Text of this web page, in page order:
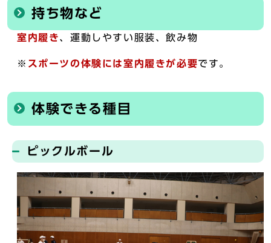
持ち物など
室内履き、運動しやすい服装、飲み物
※ スポーツの体験には室内履きが必要です。
体験できる種目
ピックルボール